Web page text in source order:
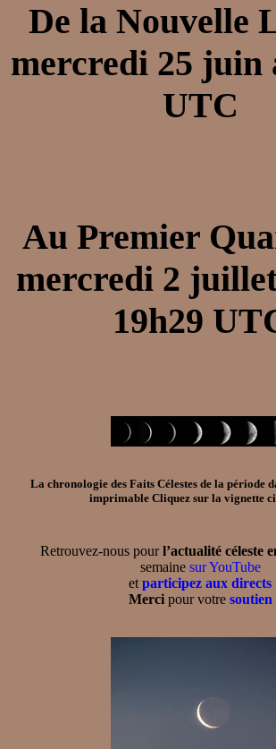
De la Nouvelle
mercredi 25 juin
UTC
Au Premier
mercredi 2
19h29
La chronologie des Faits Célestes de la période
imprimable Cliquez sur la vignette
Retrouvez-nous pourl’actualité céleste
semaine sur YouTube
et participez aux directs
Mercipour votre soutien